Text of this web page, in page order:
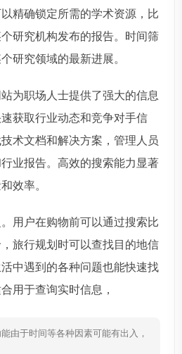
精确锁定所需的学术资源，比
研究机构发布的报告。时间筛
研究领域的最新进展。
为职场人士提供了强大的信息
获取行业动态和竞争对手信
术文档和解决方案，管理人员
业报告。高效的搜索能力显著
效率。
用户在购物前可以通过搜索比
旅行规划时可以查找目的地信
中遇到的各种问题也能快速找
用于查询实时信息，
由于时间等各种因素可能有出入，